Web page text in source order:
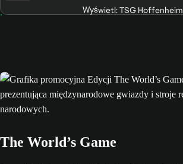
Wyświetl: TSG Hoffenheim
The World’s Game